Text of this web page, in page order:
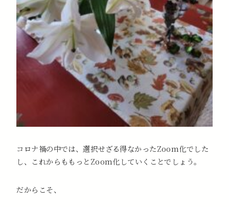
コロナ禍の中では、選択せざる得なかったZoom化でした
し、これからももっとZoom化していくことでしょう。
だからこそ、